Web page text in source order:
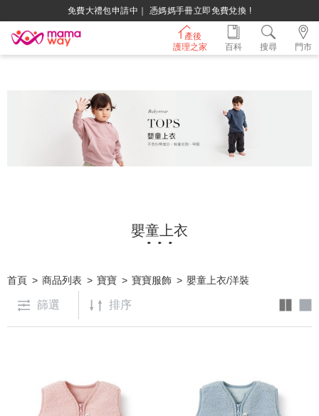
免費大禮包申請中｜ 憑媽媽手冊立即免費兌換 !
綁定LINE好友，500購物金立即折！
持媽媽手冊兌換媽媽禮｜超實用芬蘭箱免費領取 ~
產後
護理之家
門市
百科 搜尋
嬰童上衣
首頁 商品列表 寶寶 寶寶服飾 嬰童上衣/洋裝
篩選